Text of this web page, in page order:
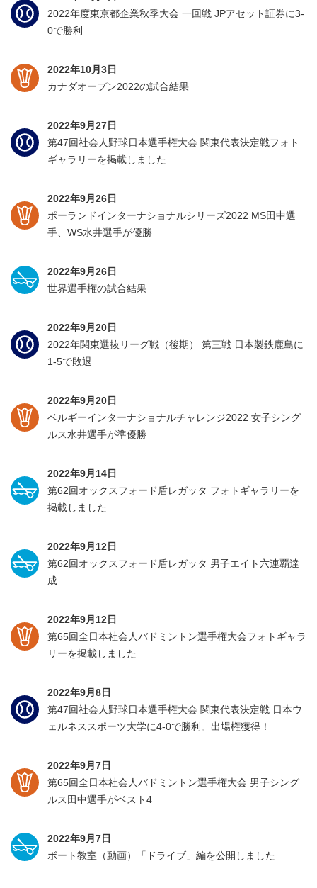
2022年度東京都企業秋季大会 一回戦 JPアセット証券に3-
0で勝利
2022年10月3日
カナダオープン2022の試合結果
2022年9月27日
第47回社会人野球日本選手権大会 関東代表決定戦フォト
ギャラリーを掲載しました
2022年9月26日
ポーランドインターナショナルシリーズ2022 MS田中選
手、WS水井選手が優勝
2022年9月26日
世界選手権の試合結果
2022年9月20日
2022年関東選抜リーグ戦（後期） 第三戦 日本製鉄鹿島に
1-5で敗退
2022年9月20日
ベルギーインターナショナルチャレンジ2022 女子シング
ルス水井選手が準優勝
2022年9月14日
第62回オックスフォード盾レガッタ フォトギャラリーを
掲載しました
2022年9月12日
第62回オックスフォード盾レガッタ 男子エイト六連覇達
成
2022年9月12日
第65回全日本社会人バドミントン選手権大会フォトギャラ
リーを掲載しました
2022年9月8日
第47回社会人野球日本選手権大会 関東代表決定戦 日本ウ
ェルネススポーツ大学に4-0で勝利。出場権獲得！
2022年9月7日
第65回全日本社会人バドミントン選手権大会 男子シング
ルス田中選手がベスト4
2022年9月7日
ボート教室（動画）「ドライブ」編を公開しました